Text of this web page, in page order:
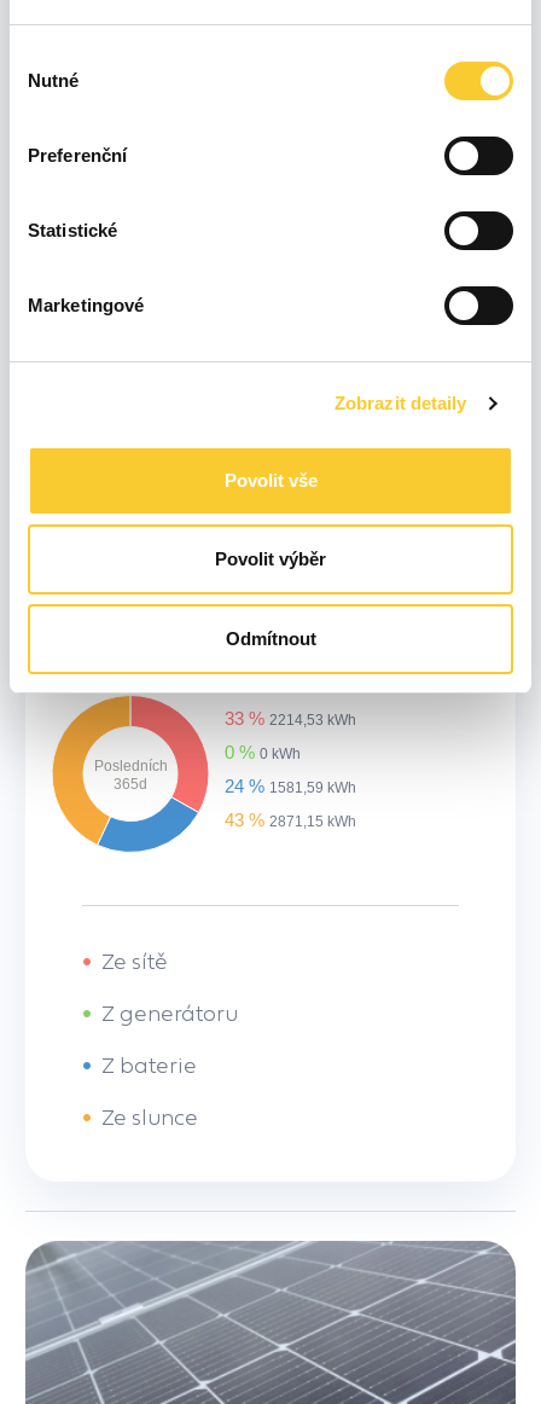
souhlasu
Nutné
Preferenční
Statistické
Marketingové
Zobrazit detaily
Povolit vše
Povolit výběr
Odmítnout
25 % 165,82 kWh
65 % 430,88 kWh
Posledních
365d
33 % 2214,53 kWh
0 % 0 kWh
24 % 1581,59 kWh
43 % 2871,15 kWh
• Ze sítě
• Z generátoru
• Z baterie
• Ze slunce